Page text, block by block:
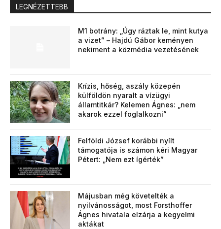
LEGNÉZETTEBB
M1 botrány: „Úgy ráztak le, mint kutya
a vizet” – Hajdú Gábor keményen
nekiment a közmédia vezetésének
Krízis, hőség, aszály közepén
külföldön nyaralt a vízügyi
államtitkár? Kelemen Ágnes: „nem
akarok ezzel foglalkozni”
Felföldi József korábbi nyílt
támogatója is számon kéri Magyar
Pétert: „Nem ezt ígérték”
Májusban még követelték a
nyilvánosságot, most Forsthoffer
Ágnes hivatala elzárja a kegyelmi
aktákat